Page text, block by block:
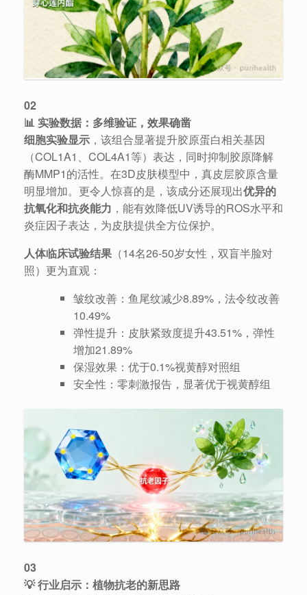
02
📊 实验数据：多维验证，效果确凿
细胞实验显示 ，该组合显著提升胶原蛋白相关基因
（COL1A1、COL4A1等）表达，同时抑制胶原降解
酶MMP1的活性。在3D皮肤模型中，真皮层胶原含量
明显增加。更令人惊喜的是，该成分还展现出优异的
抗氧化和抗炎能力 ，能有效降低UV诱导的ROS水平和
炎症因子表达，为皮肤提供全方位保护。
人体临床试验结果 （14名26-50岁女性，双盲半脸对
照）更为直观：
皱纹改善：鱼尾纹减少8.89%，法令纹改善
10.49%
弹性提升：皮肤紧致度提升43.51%，弹性
增加21.89%
保湿效果：优于0.1%视黄醇对照组
安全性：零刺激报告，显著优于视黄醇组
03
💡 行业启示：植物抗老的新思路